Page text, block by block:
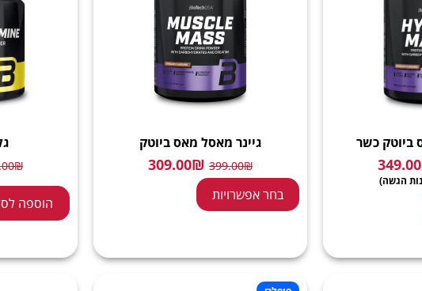
ביוטק כשר
349.00
גיינר מאסל מאס ביוטק
399.00₪
309.00₪
בחר אפשרויות
₪
הוספה